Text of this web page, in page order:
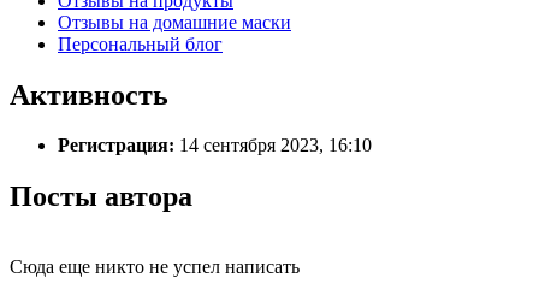
Отзывы на домашние маски
Персональный блог
Активность
Регистрация: 14 сентября 2023, 16:10
Посты автора
Сюда еще никто не успел написать